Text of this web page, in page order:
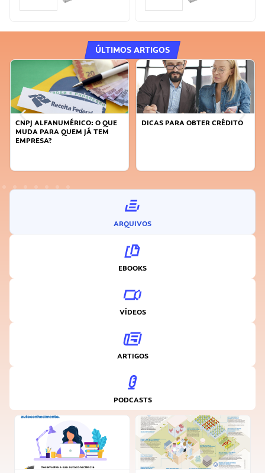
ÚLTIMOS ARTIGOS
CNPJ ALFANUMÉRICO: O QUE
MUDA PARA QUEM JÁ TEM
EMPRESA?
DICAS PARA OBTER CRÉDITO
ARQUIVOS
EBOOKS
VÍDEOS
ARTIGOS
PODCASTS